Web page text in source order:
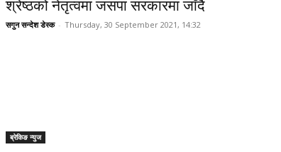
श्रेष्ठको नेतृत्वमा जसपा सरकारमा जाँदै
सगुन सन्देश डेस्क - Thursday, 30 September 2021, 14:32
ब्रेकिङ न्युज